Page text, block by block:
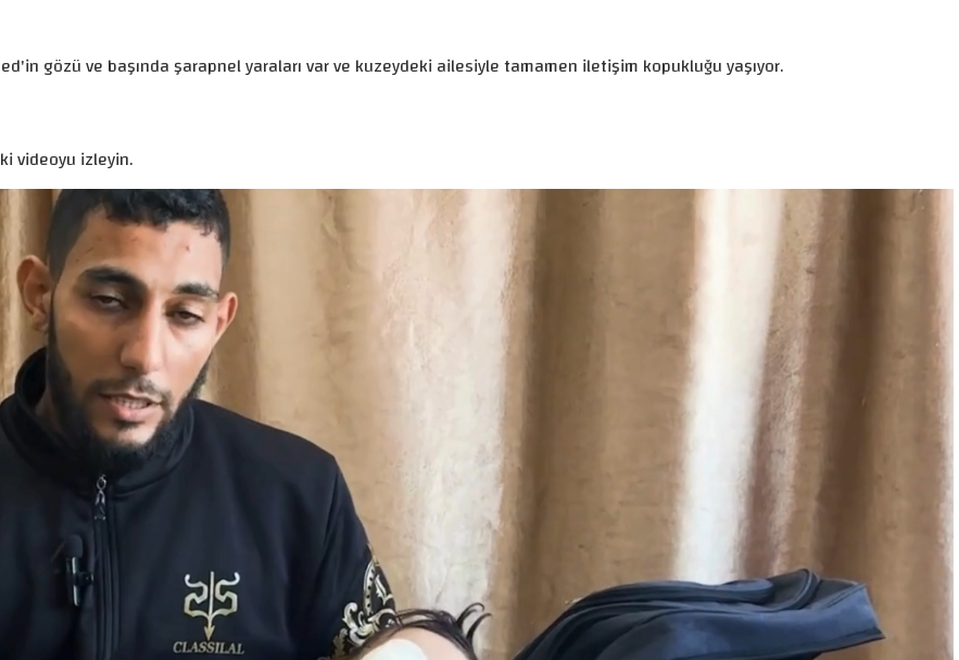
gözü ve başında şarapnel yaraları var ve kuzeydeki ailesiyle tamamen iletişim kopukluğu yaşıyor.
videoyu izleyin.